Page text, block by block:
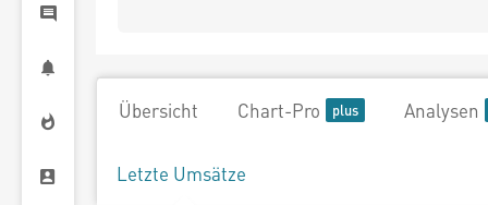
Übersicht Chart-Pro Analysen
Letzte Umsätze